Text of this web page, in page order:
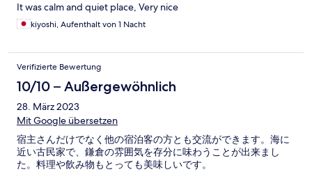
It was calm and quiet place, Very nice
kiyoshi, Aufenthalt von 1 Nacht
Verifizierte Bewertung
10/10 – Außergewöhnlich
28. März 2023
Mit Google übersetzen
宿主さんだけでなく他の宿泊客の方とも交流ができます。海に
近い古民家で、鎌倉の雰囲気を存分に味わうことが出来まし
た。料理や飲み物もとっても美味しいです。